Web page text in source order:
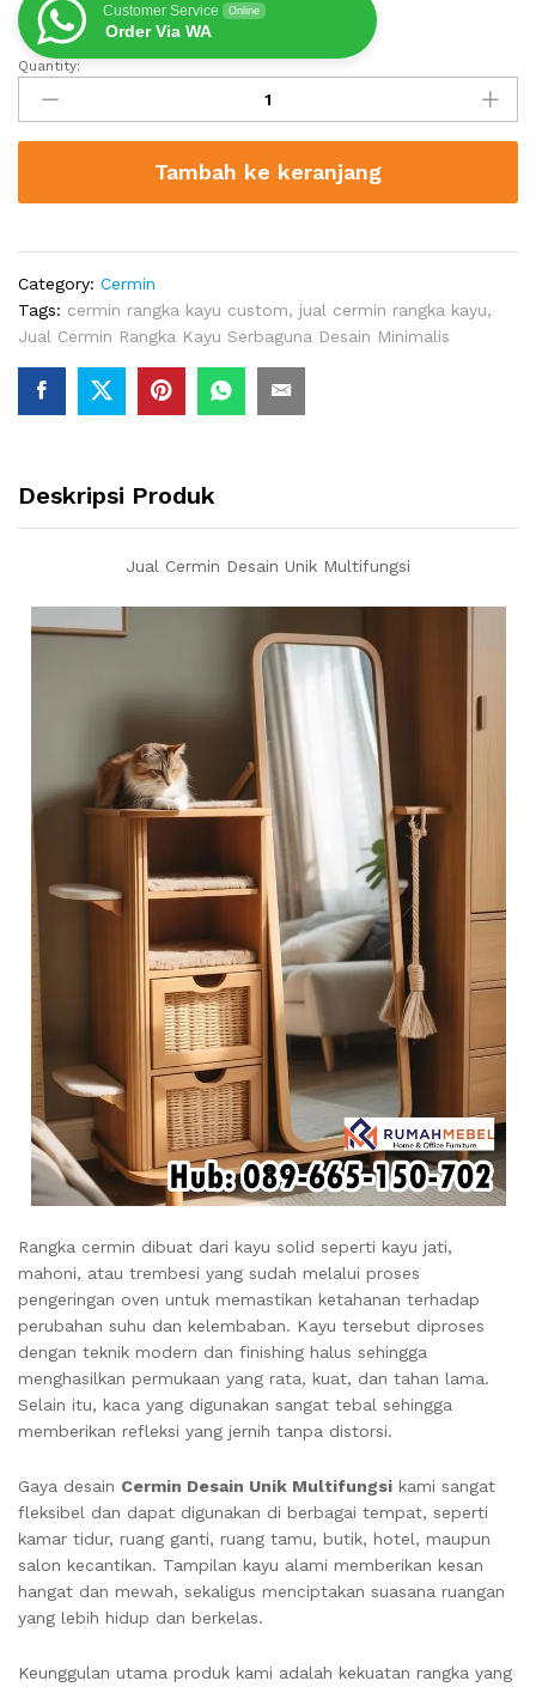
Customer Service Online
Order Via WA
Jual
Cermin
Desain
Unik
quantity
Quantity:
Tambah ke keranjang
Category: Cermin
Tags: cermin rangka kayu custom, jual cermin rangka kayu,
Jual Cermin Rangka Kayu Serbaguna Desain Minimalis
Deskripsi Produk
Jual Cermin Desain Unik Multifungsi
Rangka cermin dibuat dari kayu solid seperti kayu jati,
mahoni, atau trembesi yang sudah melalui proses
pengeringan oven untuk memastikan ketahanan terhadap
perubahan suhu dan kelembaban. Kayu tersebut diproses
dengan teknik modern dan finishing halus sehingga
menghasilkan permukaan yang rata, kuat, dan tahan lama.
Selain itu, kaca yang digunakan sangat tebal sehingga
memberikan refleksi yang jernih tanpa distorsi.
Gaya desain Cermin Desain Unik Multifungsi kami sangat
fleksibel dan dapat digunakan di berbagai tempat, seperti
kamar tidur, ruang ganti, ruang tamu, butik, hotel, maupun
salon kecantikan. Tampilan kayu alami memberikan kesan
hangat dan mewah, sekaligus menciptakan suasana ruangan
yang lebih hidup dan berkelas.
Keunggulan utama produk kami adalah kekuatan rangka yang